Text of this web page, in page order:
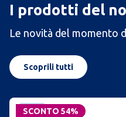
I prodotti del
Le novità del momento
Scoprili tutti
SCONTO 54%
Novità